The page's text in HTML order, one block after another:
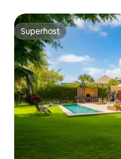
Superhost
Superhost